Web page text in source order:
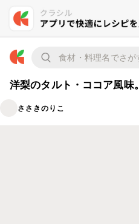
洋梨のタルト・ココア風味。
ささきのりこ